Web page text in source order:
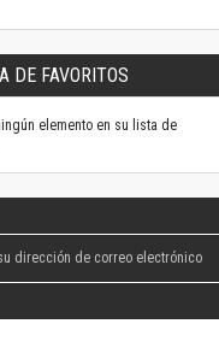
DE FAVORITOS
elemento en su lista de